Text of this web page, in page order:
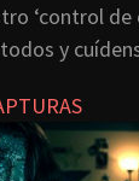
‘control de
y